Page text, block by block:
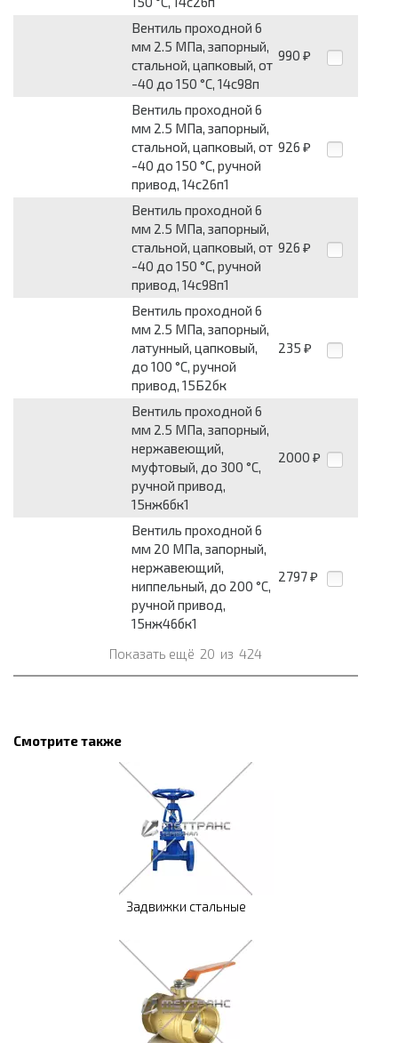
Вентиль проходной 6
мм 2.5 МПа, запорный,
стальной, цапковый, от
-40 до 150 °С, 14с98п
990 ₽
Вентиль проходной 6
мм 2.5 МПа, запорный,
стальной, цапковый, от
-40 до 150 °С, ручной
привод, 14с26п1
926 ₽
Вентиль проходной 6
мм 2.5 МПа, запорный,
стальной, цапковый, от
-40 до 150 °С, ручной
привод, 14с98п1
926 ₽
Вентиль проходной 6
мм 2.5 МПа, запорный,
латунный, цапковый,
до 100 °С, ручной
привод, 15Б2бк
235 ₽
Вентиль проходной 6
мм 2.5 МПа, запорный,
нержавеющий,
муфтовый, до 300 °С,
ручной привод,
15нж6бк1
2000 ₽
Вентиль проходной 6
мм 20 МПа, запорный,
нержавеющий,
ниппельный, до 200 °С,
ручной привод,
15нж46бк1
2797 ₽
Показать ещё 20 из 424
Смотрите также
Задвижки стальные